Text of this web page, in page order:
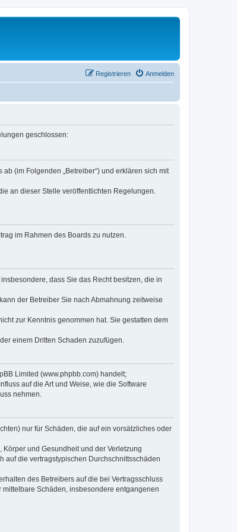
Anmelden
Registrieren
geschlossen:
(im Folgenden „Betreiber“) und erklären sich mit
an dieser Stelle veröffentlichten Regelungen.
im Rahmen des Boards zu nutzen.
dass Sie das Recht besitzen, die in
der Betreiber Sie nach Abmahnung zeitweise
zur Kenntnis genommen hat. Sie gestatten dem
einem Dritten Schaden zuzufügen.
Limited (www.phpbb.com) handelt;
auf die Art und Weise, wie die Software
nehmen.
nur für Schäden, die auf ein vorsätzliches oder
und Gesundheit und der Verletzung
auf die vertragstypischen Durchschnittsschäden
des Betreibers auf die bei Vertragsschluss
Schäden, insbesondere entgangenen